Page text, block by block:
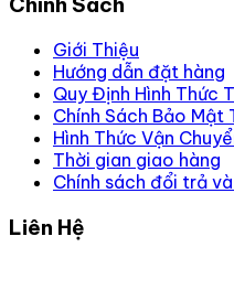
Giới Thiệu
Hướng dẫn đặt hàng
Quy Định Hình Thức
Chính Sách Bảo Mật
Hình Thức Vận
Thời gian giao hàng
Chính sách đổi trả
Liên Hệ